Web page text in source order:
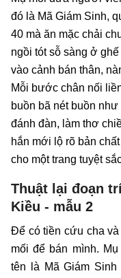
đó là Mã Giám Sinh,
40 mà ăn mặc chải
ngồi tót sỗ sàng ở
vào cảnh bán thân,
Mỗi bước chân nối
buồn bã nét buồn
đánh đàn, làm thơ
hắn mới lộ rõ bản
cho một trang tuyệt
Thuật lại đoạn
Kiều - mẫu 2
Để có tiền cứu cha
mối để bán mình.
tên là Mã Giám